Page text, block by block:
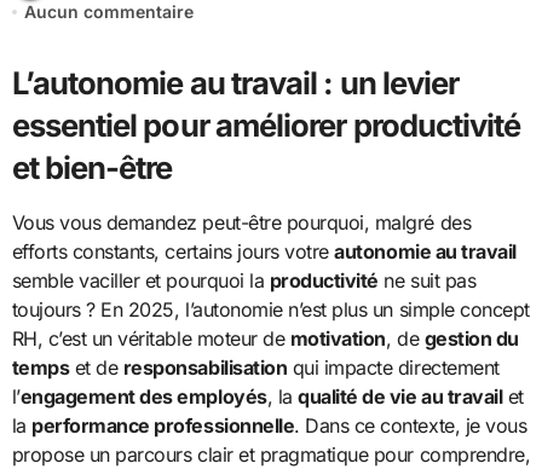
Aucun commentaire
L’autonomie au travail : un levier
essentiel pour améliorer productivité
et bien-être
Vous vous demandez peut-être pourquoi, malgré des
efforts constants, certains jours votreautonomie au travail
semble vaciller et pourquoi la productivité ne suit pas
toujours ? En 2025, l’autonomie n’est plus un simple concept
RH, c’est un véritable moteur de motivation, de gestion du
tempset de responsabilisation qui impacte directement
l’engagement des employés, laqualité de vie au travailet
la performance professionnelle. Dans ce contexte, je vous
propose un parcours clair et pragmatique pour comprendre,